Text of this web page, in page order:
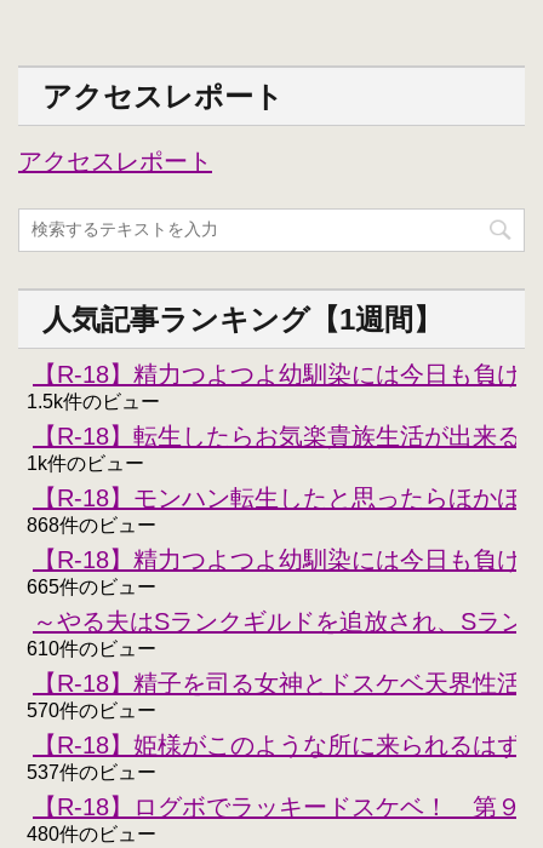
アクセスレポート
アクセスレポート
人気記事ランキング【1週間】
【R-18】精力つよつよ幼馴染には今日も負け
1.5k件のビュー
【R-18】転生したらお気楽貴族生活が出来
1k件のビュー
【R-18】モンハン転生したと思ったらほかほ
868件のビュー
【R-18】精力つよつよ幼馴染には今日も負け
665件のビュー
～やる夫はSランクギルドを追放され、Sラン
610件のビュー
【R-18】精子を司る女神とドスケベ天界性活
570件のビュー
【R-18】姫様がこのような所に来られるはず
537件のビュー
【R-18】ログボでラッキードスケベ！ 第９
480件のビュー